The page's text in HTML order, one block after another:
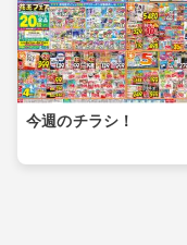
今週のチラシ！